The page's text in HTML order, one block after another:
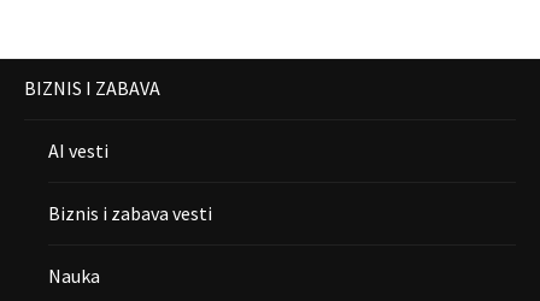
BIZNIS I ZABAVA
AI vesti
Biznis i zabava vesti
Nauka